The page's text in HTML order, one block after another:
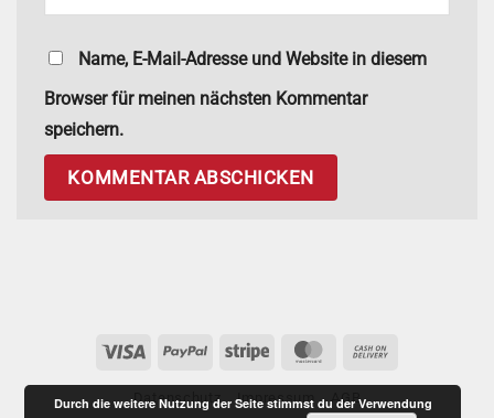
Name, E-Mail-Adresse und Website in diesem
Browser für meinen nächsten Kommentar
speichern.
Visa PayPal Stripe MasterCard
Delivery
Datenschutz Impressum AGB
Durch die weitere Nutzung der Seite stimmst du der Verwendung